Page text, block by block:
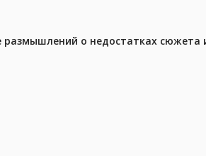
о недостатках сюжета